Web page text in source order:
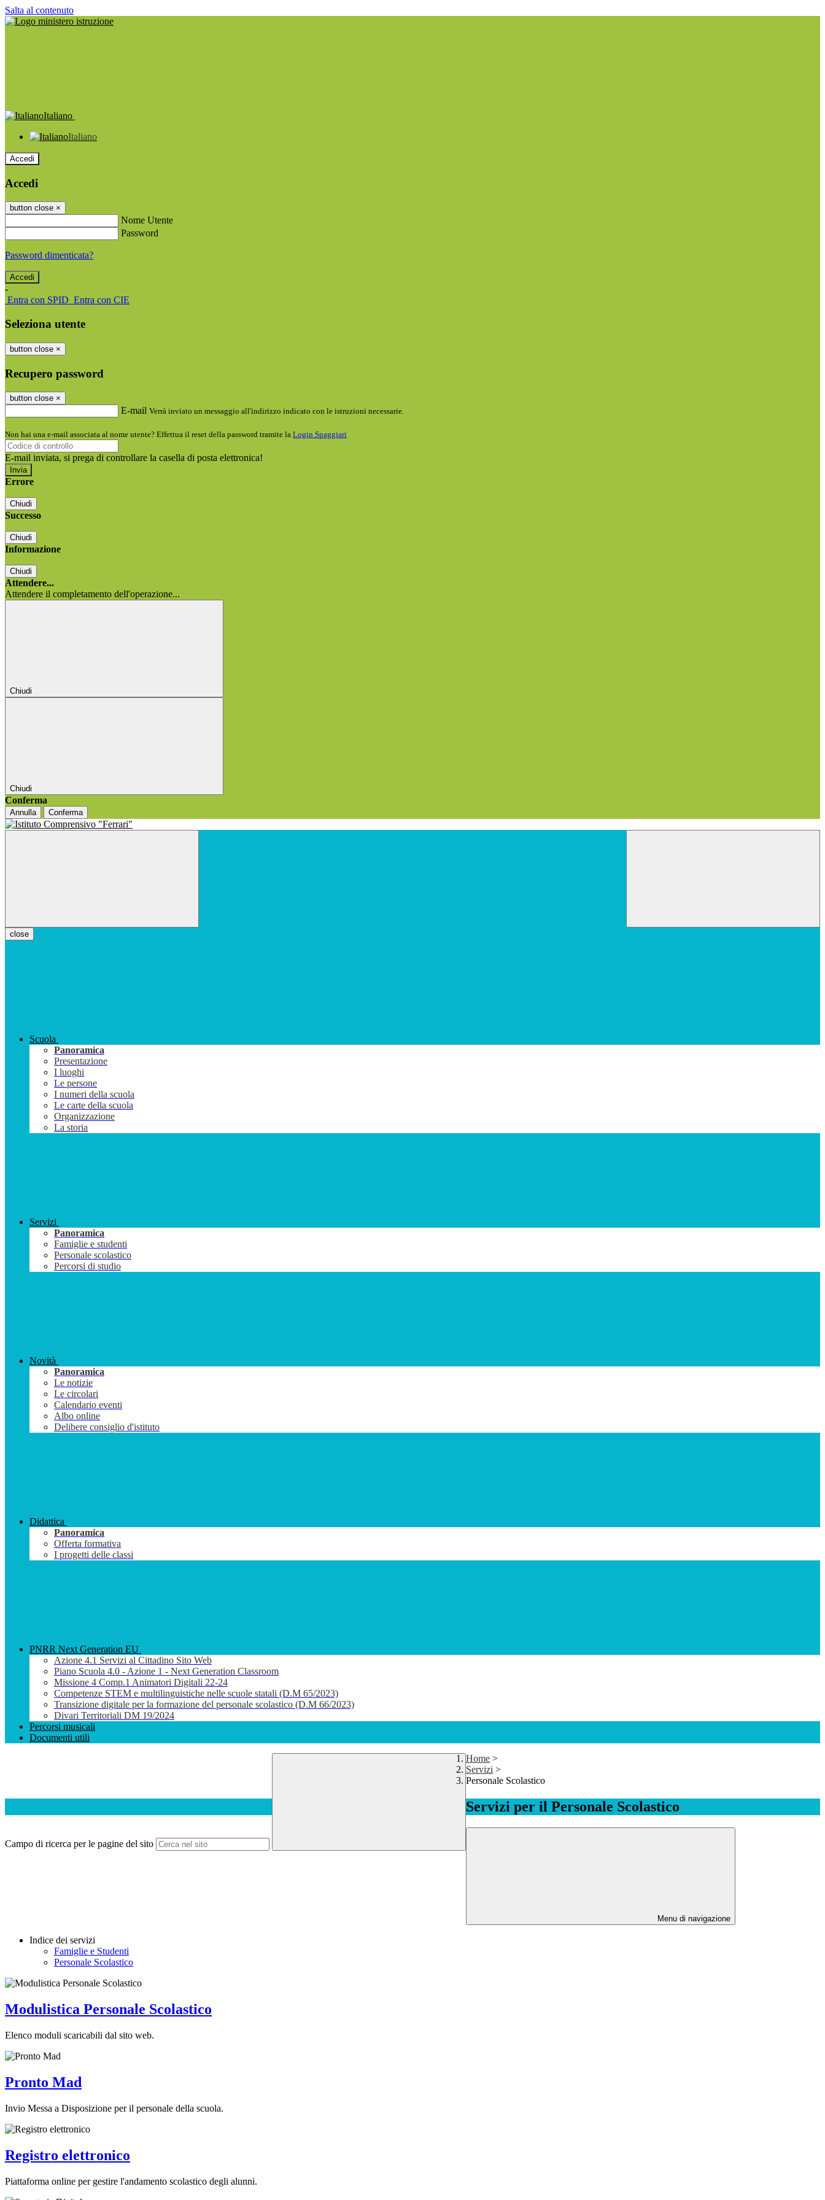
Salta al contenuto
Italiano
Italiano
Accedi
Accedi
button close ×
Nome Utente
Password
Password dimenticata?
-
Entra con SPID Entra con CIE
Seleziona utente
button close ×
Recupero password
button close ×
E-mail Verrà inviato un messaggio all'indirizzo indicato con le istruzioni necessarie.
Non hai una e-mail associata al nome utente? Effettua il reset della password tramite la Login Spaggiari
E-mail inviata, si prega di controllare la casella di posta elettronica!
Errore
Chiudi
Successo
Chiudi
Informazione
Chiudi
Attendere...
Attendere il completamento dell'operazione...
Chiudi
Chiudi
Conferma
Annulla Conferma
close
Scuola
Panoramica
Presentazione
I luoghi
Le persone
I numeri della scuola
Le carte della scuola
Organizzazione
La storia
Servizi
Panoramica
Famiglie e studenti
Personale scolastico
Percorsi di studio
Novità
Panoramica
Le notizie
Le circolari
Calendario eventi
Albo online
Delibere consiglio d'istituto
Didattica
Panoramica
Offerta formativa
I progetti delle classi
PNRR Next Generation EU
Azione 4.1 Servizi al Cittadino Sito Web
Piano Scuola 4.0 - Azione 1 - Next Generation Classroom
Missione 4 Comp.1 Animatori Digitali 22-24
Competenze STEM e multilinguistiche nelle scuole statali (D.M 65/2023)
Transizione digitale per la formazione del personale scolastico (D.M 66/2023)
Divari Territoriali DM 19/2024
Percorsi musicali
Documenti utili
Campo di ricerca per le pagine del sito
Home >
Servizi >
Personale Scolastico
Servizi per il Personale Scolastico
Menu di navigazione
Indice dei servizi
Famiglie e Studenti
Personale Scolastico
Modulistica Personale Scolastico
Elenco moduli scaricabili dal sito web.
Pronto Mad
Invio Messa a Disposizione per il personale della scuola.
Registro elettronico
Piattaforma online per gestire l'andamento scolastico degli alunni.